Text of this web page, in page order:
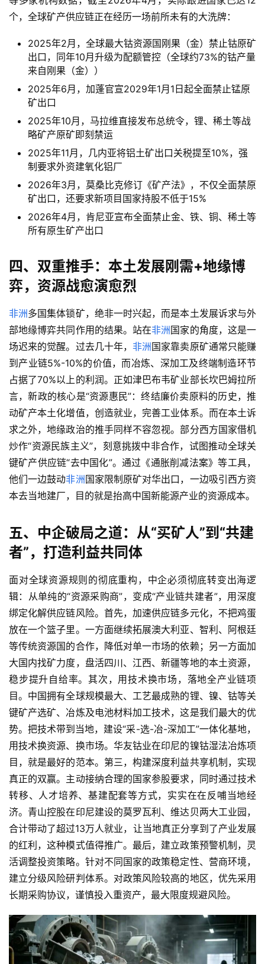
个，全球矿产供应链正在经历一场前所未有的大洗牌：
2025年2月，全球最大钴资源国刚果（金）禁止钴原矿
出口，同年10月升级为配额管控（全球约73%的钴产量
来自刚果（金））
2025年6月，加蓬官宣2029年1月1日起全面禁止锰原
矿出口
2025年10月，马拉维直接发布总统令，锂、稀土等战
略矿产原矿即刻禁运
2025年11月，几内亚将铝土矿出口关税提至10%，强
制要求外资建氧化铝厂
2026年3月，莫桑比克修订《矿产法》，不仅全面禁原
矿出口，还要求新项目国家持股不低于15%
2026年4月，肯尼亚宣布全面禁止金、铁、铜、稀土等
所有原生矿产出口
四、双重推手：本土发展刚需+地缘博
弈，资源战愈演愈烈
非洲多国集体锁矿，绝非一时兴起，而是本土发展诉求与外
部地缘博弈共同作用的结果。站在非洲国家的角度，这是一
场迟来的觉醒。过去几十年，非洲国家靠卖原矿通常只能赚
到产业链5%-10%的价值，而冶炼、深加工及终端制造环节
占据了70%以上的利润。正如津巴布韦矿业部长坎巴姆拉所
言，新政的核心是“资源惠民”：终结廉价卖原料的历史，推
动矿产本土化增值，创造就业，完善工业体系。而在本土诉
求之外，地缘政治的推手同样不容忽视。部分西方国家借机
炒作“资源民族主义”，刻意挑拨中非合作，试图推动全球关
键矿产供应链“去中国化”。通过《通胀削减法案》等工具，
他们一边鼓动非洲国家限制原矿对华出口，一边吸引西方资
本去当地建厂，目的就是抬高中国新能源产业的资源成本。
五、中企破局之道：从“买矿人”到“共建
者”，打造利益共同体
面对全球资源规则的彻底重构，中企必须彻底转变出海逻
辑：从单纯的“资源采购商”，变成“产业链共建者”，用深度
绑定化解供应链风险。首先，加速供应链多元化，不把鸡蛋
放在一个篮子里。一方面继续拓展澳大利亚、智利、阿根廷
等传统资源国的合作，降低对单一市场的依赖；另一方面加
大国内找矿力度，盘活四川、江西、新疆等地的本土资源，
稳步提升自给率。其次，用技术换市场，落地全产业链项
目。中国拥有全球规模最大、工艺最成熟的锂、镍、钴等关
键矿产选矿、冶炼及电池材料加工技术，这是我们最大的优
势。把技术带到当地，建设“采-选-冶-深加工”一体化基地，
用技术换资源、换市场。华友钴业在印尼的镍钴湿法冶炼项
目，就是最好的范本。第三，构建深度利益共享机制，实现
真正的双赢。主动接纳合理的国家参股要求，同时通过技术
转移、人才培养、基建配套等方式，实实在在反哺当地经
济。青山控股在印尼建设的莫罗瓦利、维达贝两大工业园，
合计带动了超过13万人就业，让当地真正分享到了产业发展
的红利，这种模式值得推广。最后，建立政策预警机制，灵
活调整投资策略。针对不同国家的政策稳定性、营商环境，
建立分级风险研判体系。对政策风险较高的地区，优先采用
长期采购协议，谨慎投入重资产，最大限度规避风险。